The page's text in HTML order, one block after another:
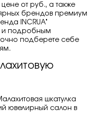
от руб., а также
брендов премиум
INCRUA"
и подробным
подберете себе
шкатулка
ювелирный салон в